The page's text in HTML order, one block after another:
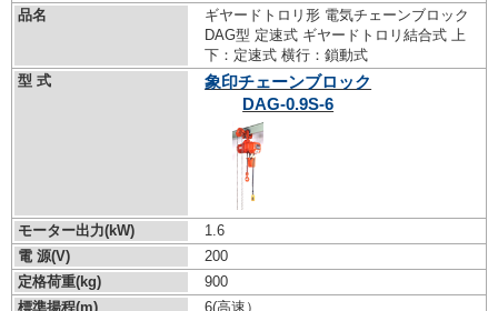
品名
ギヤードトロリ形 電気チェーンブロック
DAG型 定速式 ギヤードトロリ結合式 上
下：定速式 横行：鎖動式
型 式
象印チェーンブロック
DAG-0.9S-6
モーター出力(kW)
1.6
電 源(V)
200
定格荷重(kg)
900
標準揚程(m)
6(高速）